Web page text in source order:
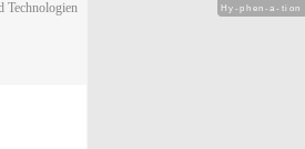
Technologien
Hy-phen-a-tion